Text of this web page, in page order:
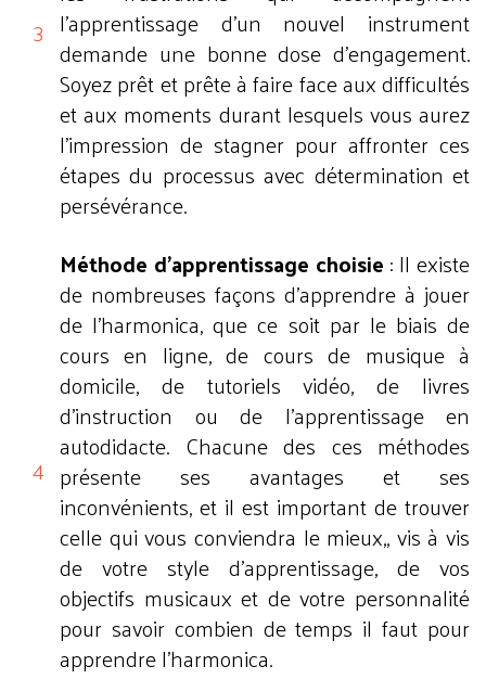
l'apprentissage d'un nouvel instrument
demande une bonne dose d'engagement.
Soyez prêt et prête à faire face aux difficultés
et aux moments durant lesquels vous aurez
l'impression de stagner pour affronter ces
étapes du processus avec détermination et
persévérance.
Méthode d'apprentissage choisie: Il existe
de nombreuses façons d'apprendre à jouer
de l'harmonica, que ce soit par le biais de
cours en ligne, de cours de musique à
domicile, de tutoriels vidéo, de livres
d'instruction ou de l'apprentissage en
autodidacte. Chacune des ces méthodes
présente ses avantages et ses
inconvénients, et il est important de trouver
celle qui vous conviendra le mieux,, vis à vis
de votre style d'apprentissage, de vos
objectifs musicaux et de votre personnalité
pour savoir combien de temps il faut pour
apprendre l'harmonica.